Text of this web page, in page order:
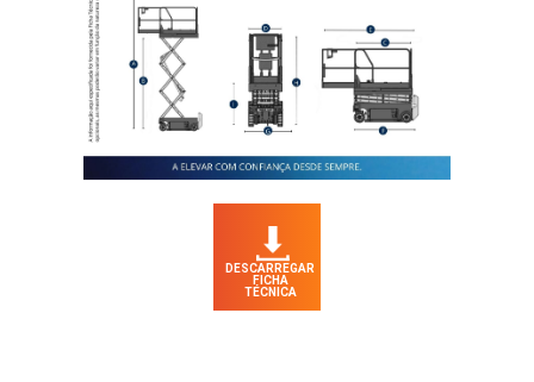
DESCARREGAR
FICHA
TÉCNICA